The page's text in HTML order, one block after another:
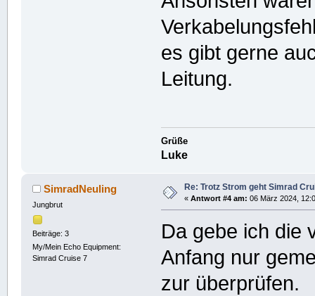
es gibt gerne
Leitung.
Grüße
Luke
SimradNeuling
Jungbrut
Beiträge: 3
My/Mein Echo Equipment:
Simrad Cruise 7
Re: Trotz Strom geht Simrad
« Antwort #4 am: 06 März 2024,
Da gebe ich die
Anfang nur
zur überprüfen.